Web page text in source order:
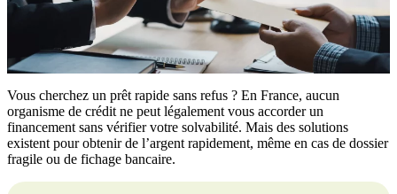
Vous cherchez un prêt rapide sans refus ? En France, aucun
organisme de crédit ne peut légalement vous accorder un
financement sans vérifier votre solvabilité. Mais des solutions
existent pour obtenir de l’argent rapidement, même en cas de dossier
fragile ou de fichage bancaire.